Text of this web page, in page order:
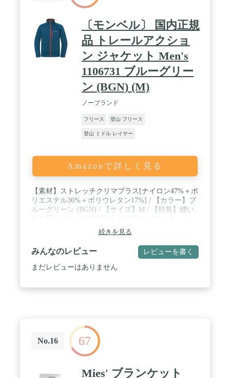
〔モンベル〕 国内正規
品 トレールアクショ
ン ジャケット Men's
1106731 ブルーグリー
ン (BGN) (M)
ノーブランド
フリース 登山 フリース
登山 ミドル レイヤー
Amazonで詳しく見る
【素材】ストレッチクリマプラス[ナイロン47%＋ポ
リエステル36%＋ポリウレタン17%] / 【カラー】ブ
ルーグリーン (BGN) / 【サイズ】M / 【特長】縫い
パーがあごに当たらない仕様 / スランテックカフ /
【ポケット】3個（ジッパー付き〈腰2、左胸1〉）
続きを見る
みんなのレビュー レビューを書く
まだレビューはありません
No.16 67
Mies′ ブランケット